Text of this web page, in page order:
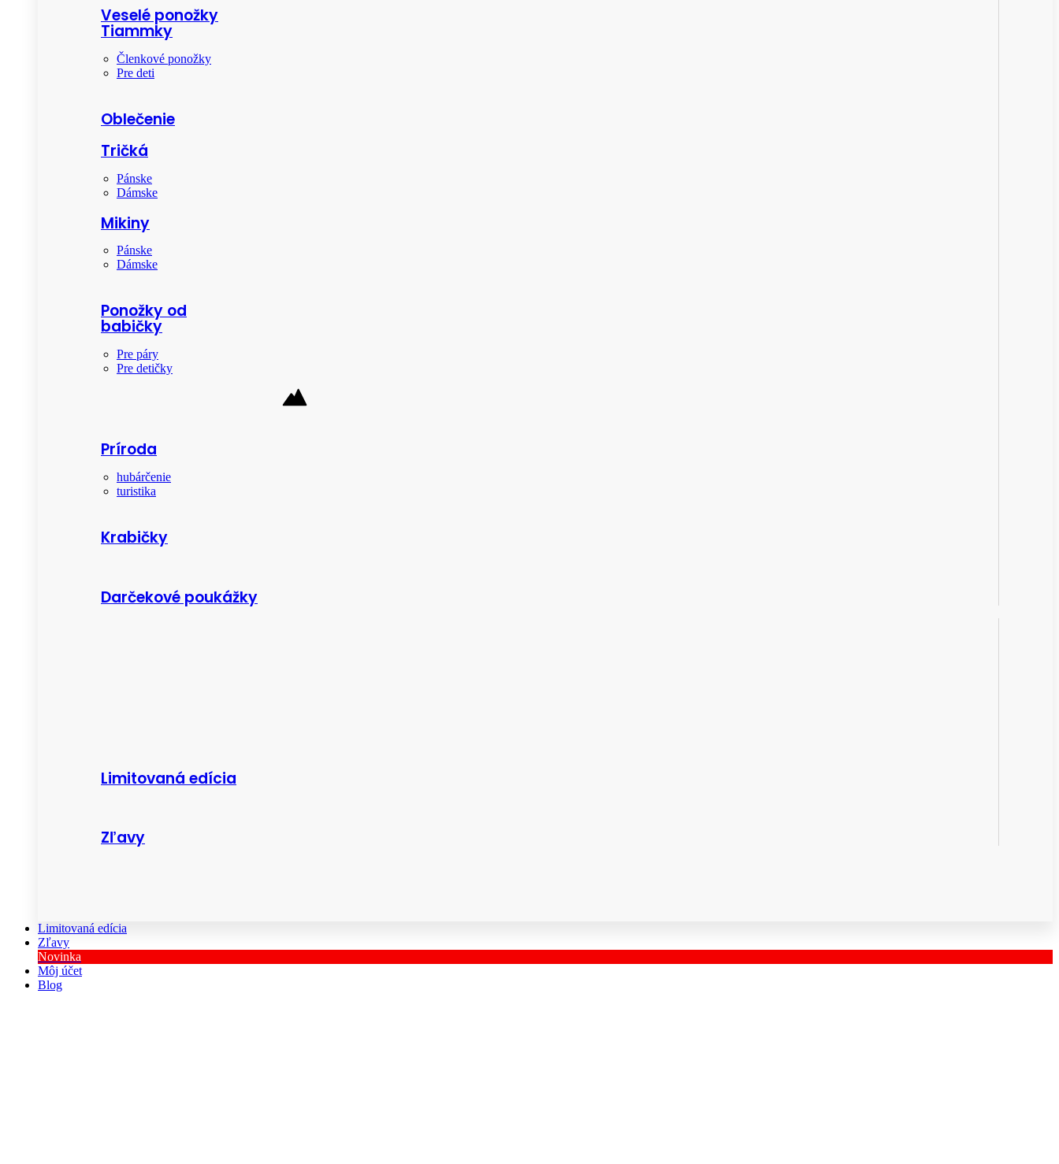
Veselé ponožky
Tiammky
Členkové ponožky
Pre deti
Oblečenie
Tričká
Pánske
Dámske
Mikiny
Pánske
Dámske
Ponožky od
babičky
Pre páry
Pre detičky
Príroda
hubárčenie
turistika
Krabičky
Darčekové poukážky
Limitovaná edícia
Zľavy
Limitovaná edícia
Zľavy
Novinka
Môj účet
Blog